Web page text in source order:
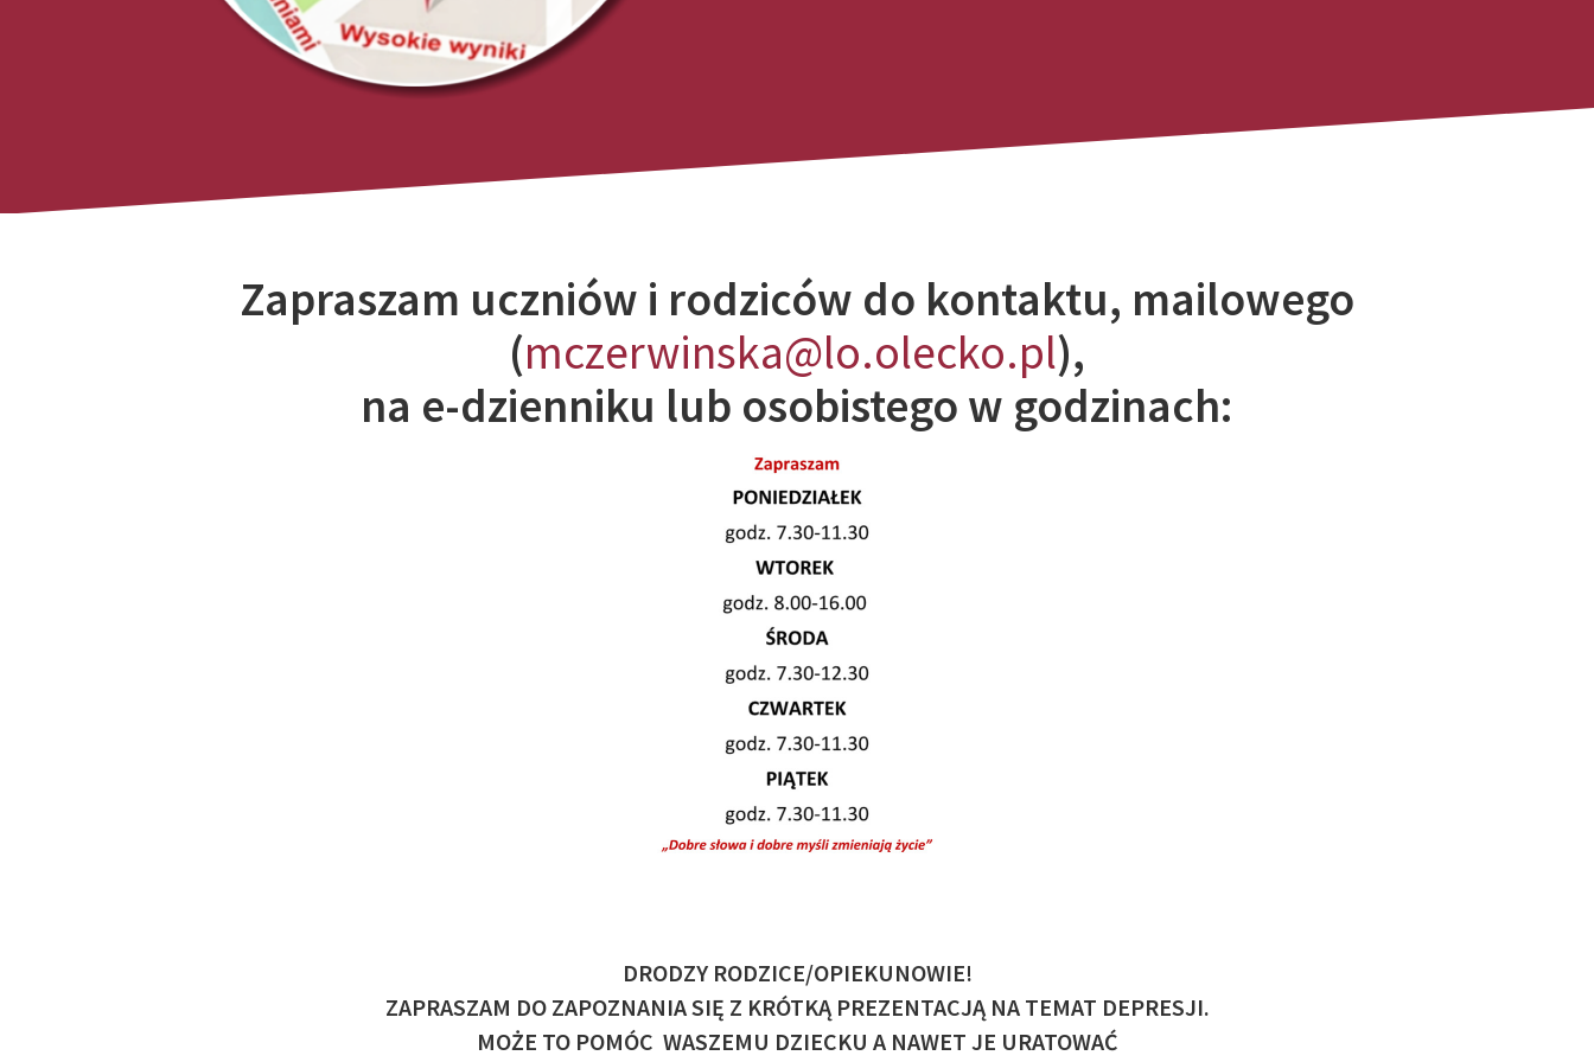
Zapraszam uczniów i rodziców do kontaktu, mailowego
(mczerwinska@lo.olecko.pl),
na e-dzienniku lub osobistego w godzinach:
DRODZY RODZICE/OPIEKUNOWIE!
ZAPRASZAM DO ZAPOZNANIA SIĘ Z KRÓTKĄ PREZENTACJĄ NA TEMAT DEPRESJI.
MOŻE TO POMÓC WASZEMU DZIECKU A NAWET JE URATOWAĆ